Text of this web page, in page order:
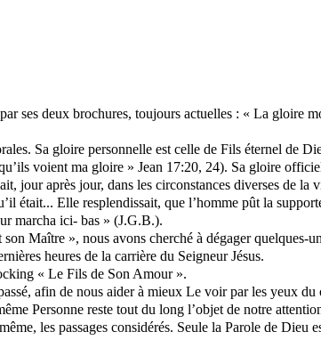
ses deux brochures, toujours actuelles : « La gloire
Sa gloire personnelle est celle de Fils éternel de
voient ma gloire » Jean 17:20, 24). Sa gloire
jour après jour, dans les circonstances diverses de
était... Elle resplendissait, que l’homme pût la
marcha ici- bas » (J.G.B.).
Maître », nous avons cherché à dégager quelques-
heures de la carrière du Seigneur Jésus.
« Le Fils de Son Amour ».
afin de nous aider à mieux Le voir par les yeux
Personne reste tout du long l’objet de notre
les passages considérés. Seule la Parole de Dieu